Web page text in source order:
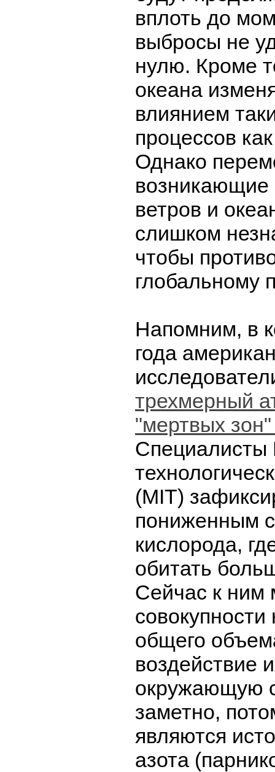
вплоть до
выбросы не
нулю. Кроме
океана
влиянием
процессов
Однако
возникающие
ветров и
слишком
чтобы
глобальному
Напомним, в
года
трехмерный
"мертвых
Специалисты
(MIT)
пониженным
кислорода,
обитать
Сейчас к ним
общего
воздействие
окружающую
заметно,
являются
азота